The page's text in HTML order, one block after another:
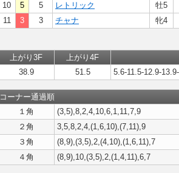
10
5 5 レトリック 牡5
11
3 3 チャナ 牝4
上がり3F
上がり4F
38.9
51.5 5.6-11.5-12.9-
コーナー通過順
１角
(3,5),8,2,4,10,6,1,11,7,9
２角
3,5,8,2,4,(1,6,10),(7,11),9
３角
(8,9),(3,5),2,(4,10),(1,6,11),7
４角
(8,9),10,(3,5),2,(1,4,11),6,7